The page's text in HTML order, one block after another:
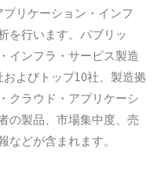
リケーション・インフ
を行います。パブリッ
インフラ・サービス製造
よびトップ10社、製造拠
クラウド・アプリケーシ
の製品、市場集中度、売
などが含まれます。